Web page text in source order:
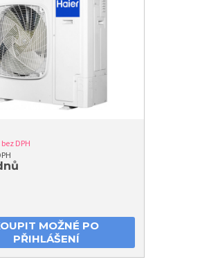
bez DPH
MOŽNÉ PO
PŘIHLÁŠENÍ